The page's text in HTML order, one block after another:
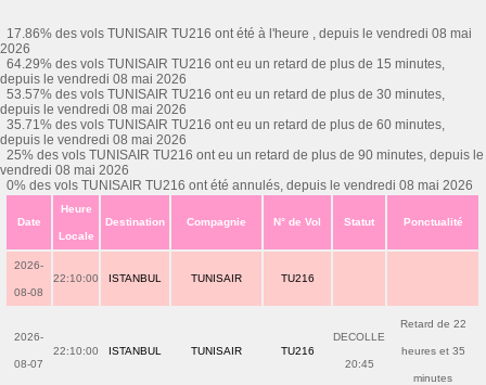
17.86% des vols TUNISAIR TU216 ont été à l'heure , depuis le vendredi 08 mai
2026
64.29% des vols TUNISAIR TU216 ont eu un retard de plus de 15 minutes,
depuis le vendredi 08 mai 2026
53.57% des vols TUNISAIR TU216 ont eu un retard de plus de 30 minutes,
depuis le vendredi 08 mai 2026
35.71% des vols TUNISAIR TU216 ont eu un retard de plus de 60 minutes,
depuis le vendredi 08 mai 2026
25% des vols TUNISAIR TU216 ont eu un retard de plus de 90 minutes, depuis le
vendredi 08 mai 2026
0% des vols TUNISAIR TU216 ont été annulés, depuis le vendredi 08 mai 2026
Date
Heure
Locale
Destination Compagnie N° de Vol Statut Ponctualité
2026-
08-08
22:10:00 ISTANBUL TUNISAIR TU216
2026-
08-07
22:10:00 ISTANBUL TUNISAIR TU216
DECOLLE
20:45
Retard de 22
heures et 35
minutes